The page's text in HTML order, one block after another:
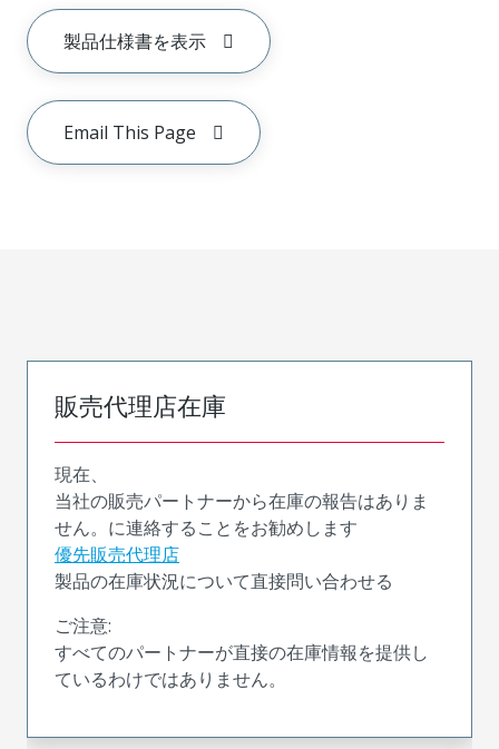
製品仕様書を表示
Email This Page
販売代理店在庫
現在、
当社の販売パートナーから在庫の報告はありま
せん。に連絡することをお勧めします
優先販売代理店
製品の在庫状況について直接問い合わせる
ご注意:
すべてのパートナーが直接の在庫情報を提供し
ているわけではありません。